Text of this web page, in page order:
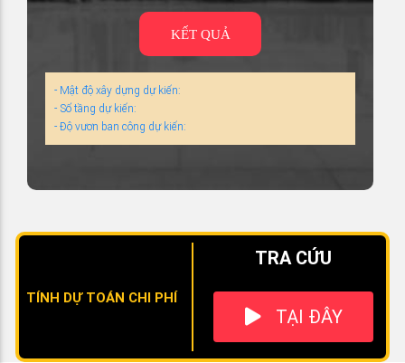
KẾT QUẢ
- Mật độ xây dựng dự kiến:
- Số tầng dự kiến:
- Độ vươn ban công dự kiến:
TÍNH DỰ TOÁN CHI PHÍ
TRA CỨU
TẠI ĐÂY